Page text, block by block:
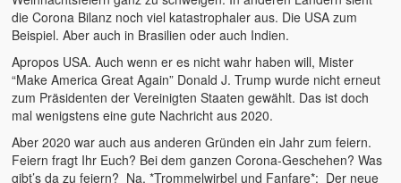
die Corona Bilanz noch viel katastrophaler aus. Die USA zum
Beispiel. Aber auch in Brasilien oder auch Indien.
Apropos USA. Auch wenn er es nicht wahr haben will, Mister
“Make America Great Again” Donald J. Trump wurde nicht erneut
zum Präsidenten der Vereinigten Staaten gewählt. Das ist doch
mal wenigstens eine gute Nachricht aus 2020.
Aber 2020 war auch aus anderen Gründen ein Jahr zum feiern.
Feiern fragt Ihr Euch? Bei dem ganzen Corona-Geschehen? Was
gibt’s da zu feiern? Na, *Trommelwirbel und Fanfare*: Der neue